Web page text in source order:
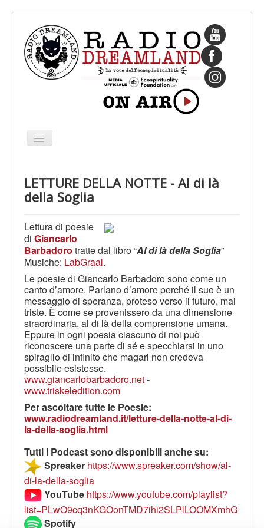
Cambia
navigazione
CHI SIAMO
IL FONDATORE
PROGRAMMI
PALINSESTO
LE VOCI
PODCAST
EVENTI
PRESS
CONTATTI
LETTURE DELLA NOTTE - Al di là
della Soglia
Lettura di poesie
di Giancarlo
Barbadoro tratte dal libro “Al di là della Soglia”
Musiche: LabGraal.
Le poesie di Giancarlo Barbadoro sono come un
canto d’amore. Parlano d’amore perché il suo è un
messaggio di speranza, proteso verso il futuro, mai
triste. È come se provenissero da una dimensione
straordinaria, al di là della comprensione umana.
Eppure in ogni poesia ciascuno di noi può
riconoscere una parte di sé e specchiarsi in uno
spiraglio di infinito che magari non credeva
possibile esistesse.
www.giancarlobarbadoro.net-
www.triskeledition.com
Per ascoltare tutte le Poesie:
www.radiodreamland.it/letture-della-notte-al-di-
la-della-soglia.html
Tutti i Podcast sono disponibili anche su:
Spreaker https://www.spreaker.com/show/al-
di-la-della-soglia
YouTube https://www.youtube.com/playlist?
list=PLwO9cq3nKGOonTMD7ihi2SLPlLOOMXmhG
Spotify